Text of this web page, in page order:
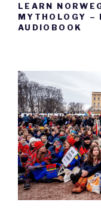
LEARN
MYTHOLOGY –
AUDIOBOOK